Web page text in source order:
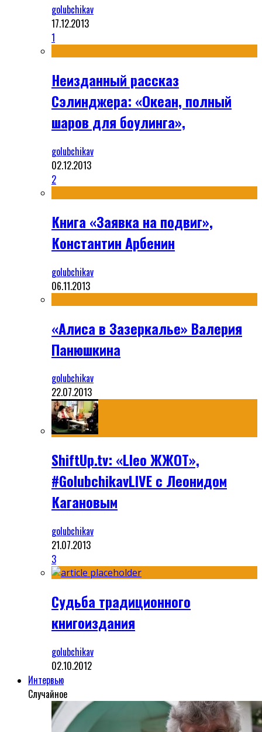
golubchikav
17.12.2013
1
Неизданный рассказ
Сэлинджера: «Океан, полный
шаров для боулинга»,
golubchikav
02.12.2013
2
Книга «Заявка на подвиг»,
Константин Арбенин
golubchikav
06.11.2013
«Алиса в Зазеркалье» Валерия
Панюшкина
golubchikav
22.07.2013
ShiftUp.tv: «Lleo ЖЖОТ»,
#GolubchikavLIVE с Леонидом
Кагановым
golubchikav
21.07.2013
3
Судьба традиционного
книгоиздания
golubchikav
02.10.2012
Интервью
Случайное